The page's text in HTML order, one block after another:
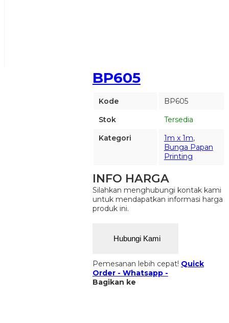
BP605
Kode
BP605
Stok
Tersedia
Kategori
1m x 1m,
Bunga Papan
Printing
INFO HARGA
Silahkan menghubungi kontak kami
untuk mendapatkan informasi harga
produk ini.
Hubungi Kami
Pemesanan lebih cepat! Quick
Order - Whatsapp -
Bagikan ke